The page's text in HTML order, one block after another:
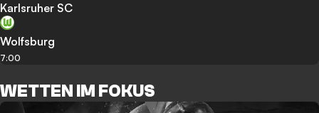
Karlsruher SC
Wolfsburg
7:00
WETTEN IM FOKUS